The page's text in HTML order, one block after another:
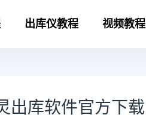
出库仪教程 视频教程
出库软件官方下载